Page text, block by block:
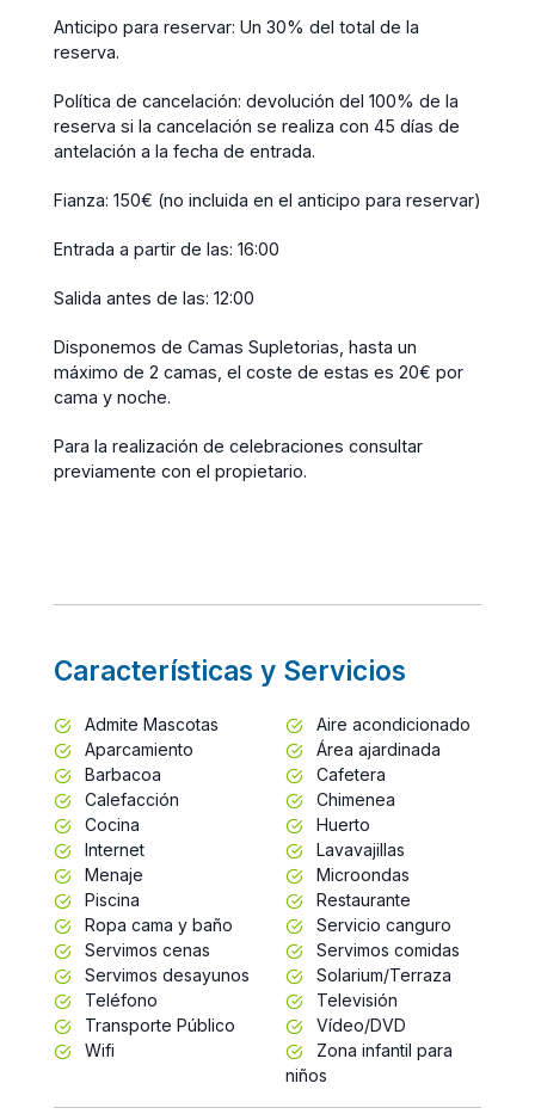
Anticipo para reservar: Un 30% del total de la
reserva.
Política de cancelación: devolución del 100% de la
reserva si la cancelación se realiza con 45 días de
antelación a la fecha de entrada.
Fianza: 150€ (no incluida en el anticipo para reservar)
Entrada a partir de las: 16:00
Salida antes de las: 12:00
Disponemos de Camas Supletorias, hasta un
máximo de 2 camas, el coste de estas es 20€ por
cama y noche.
Para la realización de celebraciones consultar
previamente con el propietario.
Características y Servicios
Admite Mascotas
Aire acondicionado
Aparcamiento
Área ajardinada
Barbacoa
Cafetera
Calefacción
Chimenea
Cocina
Huerto
Internet
Lavavajillas
Menaje
Microondas
Piscina
Restaurante
Ropa cama y baño
Servicio canguro
Servimos cenas
Servimos comidas
Servimos desayunos
Solarium/Terraza
Teléfono
Televisión
Transporte Público
Vídeo/DVD
Wifi
Zona infantil para
niños